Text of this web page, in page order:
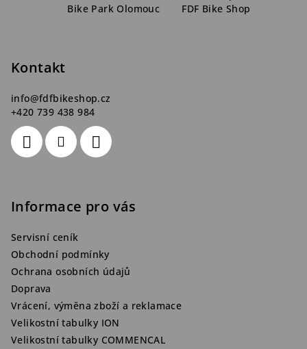
p
Bike Park Olomouc
FDF Bike Shop
Kontakt
info@fdfbikeshop.cz
+420 739 438 984
Informace pro vás
Servisní ceník
Obchodní podmínky
Ochrana osobních údajů
Doprava
Vrácení, výměna zboží a reklamace
Velikostní tabulky ION
Velikostní tabulky COMMENCAL